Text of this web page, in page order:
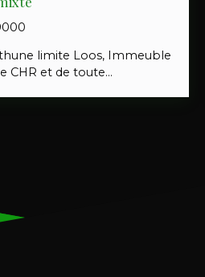
limite Loos, Immeuble
CHR et de toute